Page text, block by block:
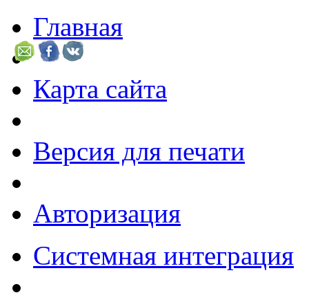
Главная
Карта сайта
Версия для печати
Авторизация
Системная интеграция